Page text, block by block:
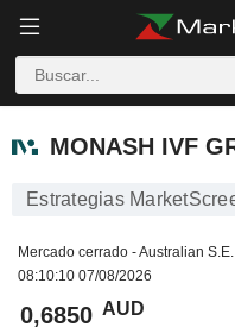
MONASH IVF
Estrategias
Mercado cerrado -Australian S.E.
08:10:10 07/08/2026
0,6850 AUD